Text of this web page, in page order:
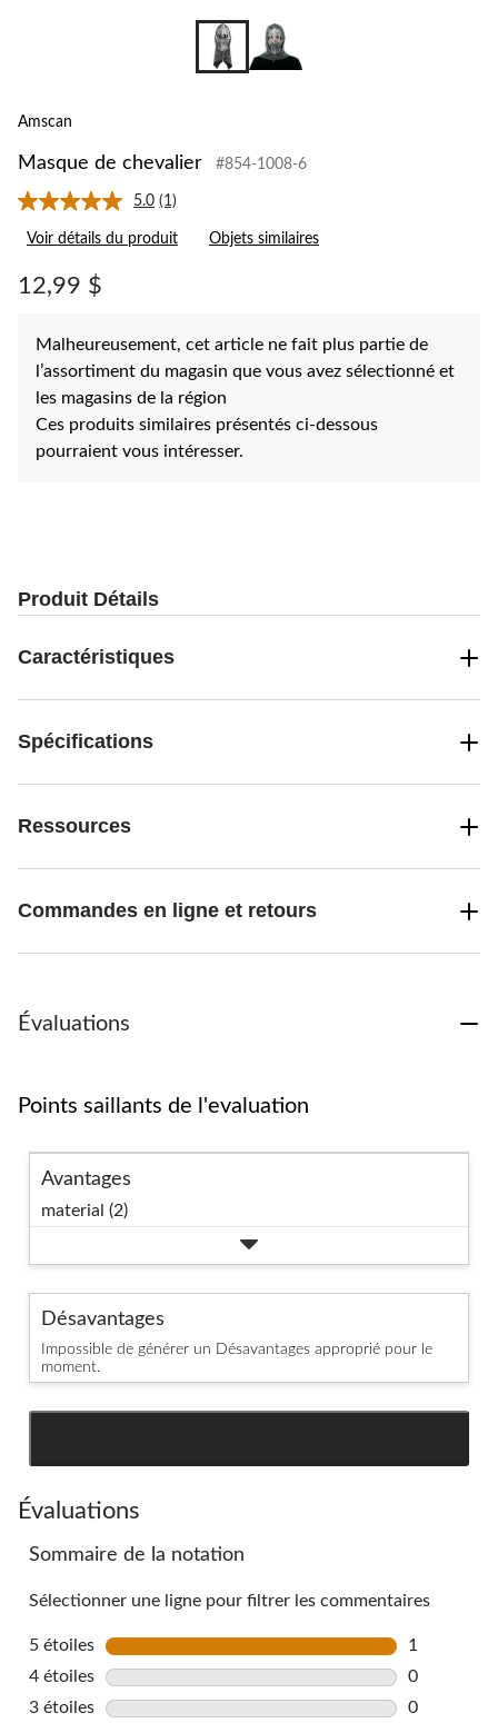
Amscan
Masque de chevalier #854-1008-6
5.0 Lire
commentaire.
page.
(1)
Voir détails du produit Objets similaires
12,99 $
Malheureusement, cet article ne fait plus partie de
l’assortiment du magasin que vous avez sélectionné et
les magasins de la région
Ces produits similaires présentés ci-dessous
pourraient vous intéresser.
Produit Détails
Caractéristiques
Spécifications
Ressources
Commandes en ligne et retours
Évaluations
Points saillants de l'evaluation
Avantages
material (2)
Désavantages
Impossible de générer un Désavantages approprié pour le
moment.
Évaluations
Sommaire de la notation
Sélectionner une ligne pour filtrer les commentaires
5 étoiles étoiles
1
1
4 étoiles étoiles
0
0
3 étoiles étoiles
0